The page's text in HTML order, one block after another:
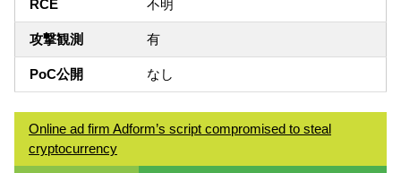
RCE 不明
攻撃観測 有
PoC公開 なし
Online ad firm Adform’s script compromised to steal
cryptocurrency